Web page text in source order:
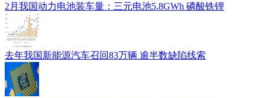
2月我国动力电池装车量：三元电池5.8GWh 磷酸铁锂
去年我国新能源汽车召回83万辆 逾半数缺陷线索